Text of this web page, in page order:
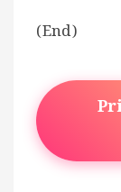
(End)